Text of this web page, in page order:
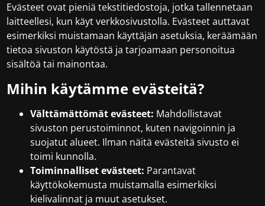
Evästeet ovat pieniä tekstitiedostoja, jotka tallennetaan
laitteellesi, kun käyt verkkosivustolla. Evästeet auttavat
esimerkiksi muistamaan käyttäjän asetuksia, keräämään
tietoa sivuston käytöstä ja tarjoamaan personoitua
sisältöä tai mainontaa.
Mihin käytämme evästeitä?
Välttämättömät evästeet: Mahdollistavat
sivuston perustoiminnot, kuten navigoinnin ja
suojatut alueet. Ilman näitä evästeitä sivusto ei
toimi kunnolla.
Toiminnalliset evästeet: Parantavat
käyttökokemusta muistamalla esimerkiksi
kielivalinnat ja muut asetukset.